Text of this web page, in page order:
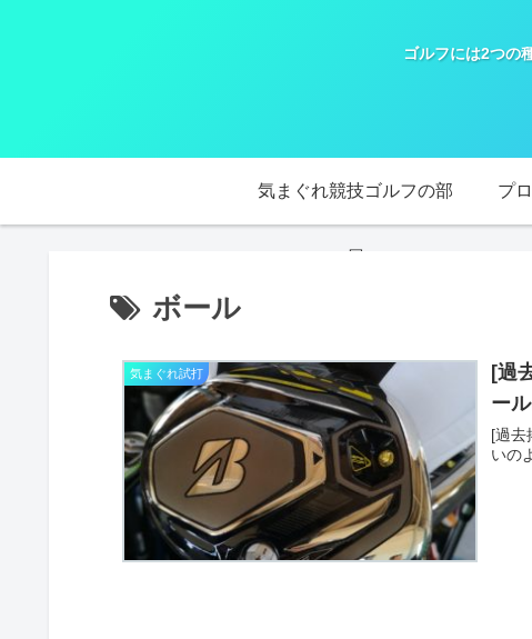
ゴルフには2つの
気まぐれ競技ゴルフの部
屋
プ
ボール
気まぐれ試打
[過
ー
[過
いの